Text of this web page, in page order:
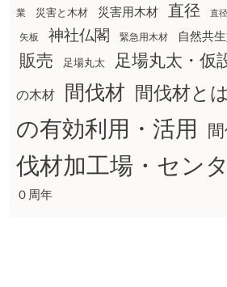
業 災害と木材 災害用木材 直径 直
矢板 神社仏閣 緊急用木材 自然共
販売 足場丸太 足場丸太・仮
の木材 間伐材 間伐材と
の有効利用・活用
伐材加工場・セン
０周年